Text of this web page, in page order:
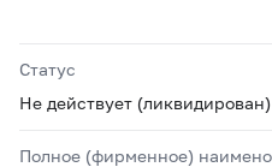
Статус
Не действует (ликвидирован)
Полное (фирменное)